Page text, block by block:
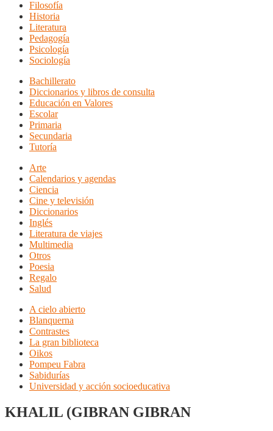
Filosofía
Historia
Literatura
Pedagogía
Psicología
Sociología
Bachillerato
Diccionarios y libros de consulta
Educación en Valores
Escolar
Primaria
Secundaria
Tutoría
Arte
Calendarios y agendas
Ciencia
Cine y televisión
Diccionarios
Inglés
Literatura de viajes
Multimedia
Otros
Poesia
Regalo
Salud
A cielo abierto
Blanquerna
Contrastes
La gran biblioteca
Oikos
Pompeu Fabra
Sabidurías
Universidad y acción socioeducativa
KHALIL (GIBRAN GIBRAN